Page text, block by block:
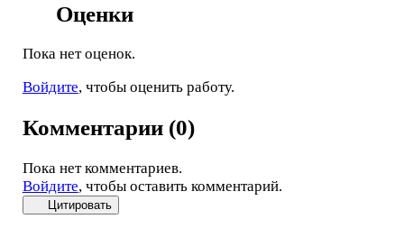
Оценки
Пока нет оценок.
Войдите, чтобы оценить работу.
Комментарии (0)
Пока нет комментариев.
Войдите, чтобы оставить комментарий.
Цитировать